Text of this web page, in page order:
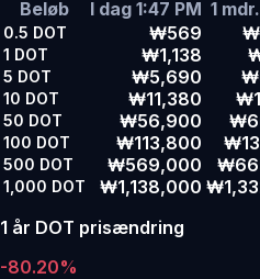
Beløb
I dag 1:47 PM 1
0.5 DOT ₩569
1 DOT ₩1,138
5 DOT ₩5,690
10 DOT ₩11,380
50 DOT ₩56,900
100 DOT ₩113,800
500 DOT ₩569,000
1,000 DOT ₩1,138,000
1 år DOT prisændring
-80.20%